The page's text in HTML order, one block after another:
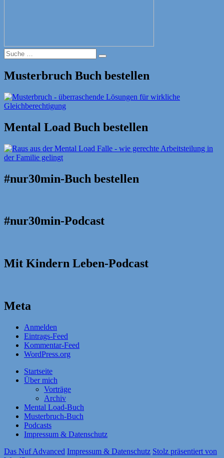
Suche
nach:
Suche
Musterbruch Buch bestellen
Mental Load Buch bestellen
#nur30min-Buch bestellen
#nur30min-Podcast
Mit Kindern Leben-Podcast
Meta
Anmelden
Eintrags-Feed
Kommentar-Feed
WordPress.org
Startseite
Über mich
Vorträge
Archiv
Mental Load-Buch
Musterbruch-Buch
Podcasts
Impressum & Datenschutz
Das Nuf Advanced Impressum & Datenschutz Stolz präsentiert von